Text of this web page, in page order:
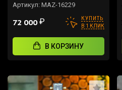
Артикул: MAZ-16229
72 000₽
КУПИТЬ
В 1 КЛИК
В КОРЗИНУ